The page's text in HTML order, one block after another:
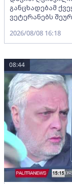
განცხადებამ
ვეტერანებს
2026/08/08 16:18
08:44